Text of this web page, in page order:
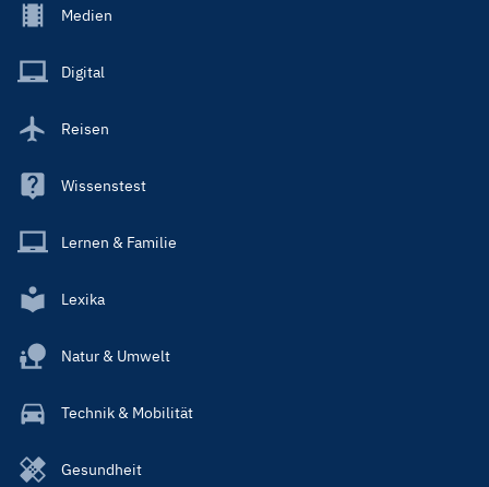
Footer
Main
Medien
Digital
Reisen
Wissenstest
Lernen & Familie
Lexika
Natur & Umwelt
Technik & Mobilität
Gesundheit